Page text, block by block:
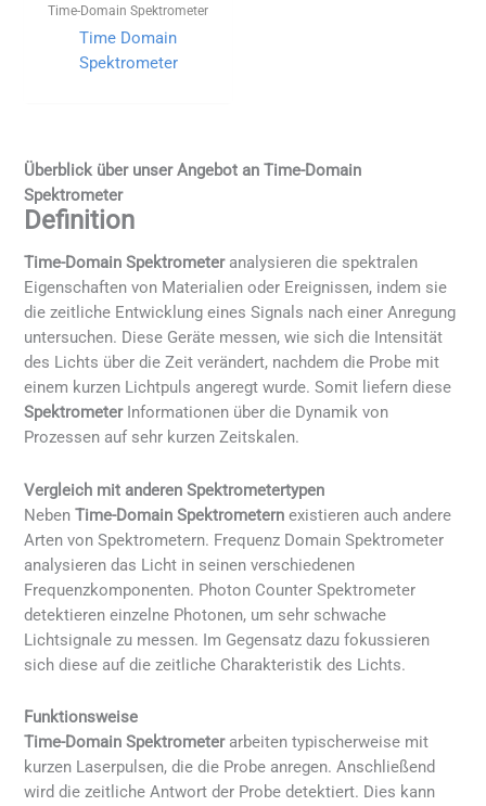
Time-Domain Spektrometer
Time Domain
Spektrometer
Überblick über unser Angebot an Time-Domain
Spektrometer
Definition
Time-Domain Spektrometeranalysieren die spektralen
Eigenschaften von Materialien oder Ereignissen, indem sie
die zeitliche Entwicklung eines Signals nach einer Anregung
untersuchen. Diese Geräte messen, wie sich die Intensität
des Lichts über die Zeit verändert, nachdem die Probe mit
einem kurzen Lichtpuls angeregt wurde. Somit liefern diese
SpektrometerInformationen über die Dynamik von
Prozessen auf sehr kurzen Zeitskalen.
Vergleich mit anderen Spektrometertypen
NebenTime-Domain Spektrometern existieren auch andere
Arten von Spektrometern. Frequenz Domain Spektrometer
analysieren das Licht in seinen verschiedenen
Frequenzkomponenten. Photon Counter Spektrometer
detektieren einzelne Photonen, um sehr schwache
Lichtsignale zu messen. Im Gegensatz dazu fokussieren
sich diese auf die zeitliche Charakteristik des Lichts.
Funktionsweise
Time-Domain Spektrometerarbeiten typischerweise mit
kurzen Laserpulsen, die die Probe anregen. Anschließend
wird die zeitliche Antwort der Probe detektiert. Dies kann